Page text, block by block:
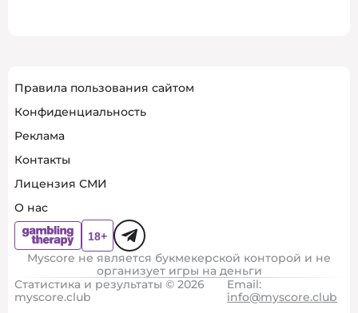
Правила пользования сайтом
Конфиденциальность
Реклама
Контакты
Лицензия СМИ
О нас
Myscore не является букмекерской конторой и не
организует игры на деньги
Статистика и результаты © 2026
myscore.club
Email:
info@myscore.club